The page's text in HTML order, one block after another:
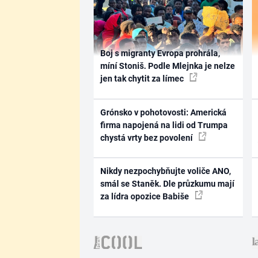
Boj s migranty Evropa prohrála,
míní Stoniš. Podle Mlejnka je nelze
jen tak chytit za límec
Grónsko v pohotovosti: Americká
firma napojená na lidi od Trumpa
chystá vrty bez povolení
Nikdy nezpochybňujte voliče ANO,
smál se Staněk. Dle průzkumu mají
za lídra opozice Babiše